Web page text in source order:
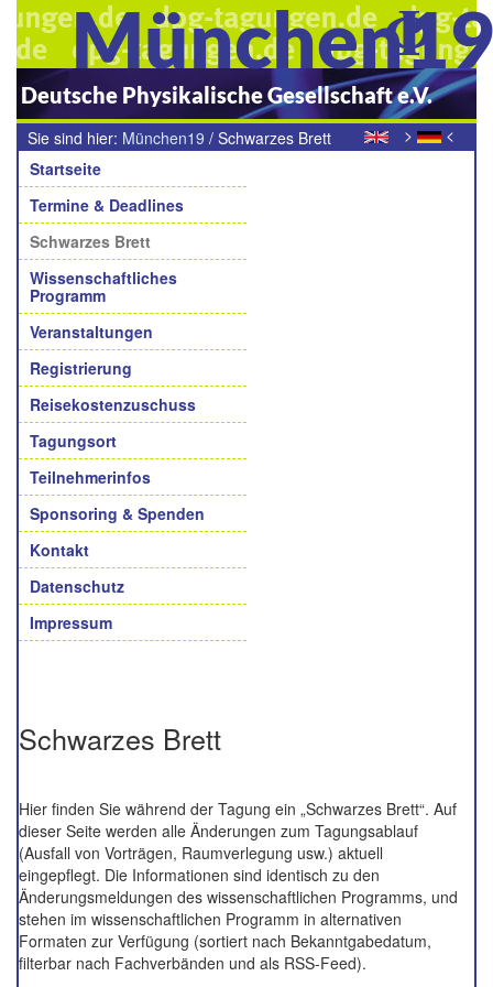
München19
Deutsche Physikalische Gesellschaft e.V.
> <
Sie sind hier: München19 / Schwarzes Brett
Navigation
Startseite
Termine & Deadlines
Schwarzes Brett
Wissenschaftliches
Programm
Veranstaltungen
Registrierung
Reisekostenzuschuss
Tagungsort
Teilnehmerinfos
Sponsoring & Spenden
Kontakt
Datenschutz
Impressum
Schwarzes Brett
Hier finden Sie während der Tagung ein „Schwarzes Brett“. Auf
dieser Seite werden alle Änderungen zum Tagungsablauf
(Ausfall von Vorträgen, Raumverlegung usw.) aktuell
eingepflegt. Die Informationen sind identisch zu den
Änderungsmeldungen des wissenschaftlichen Programms, und
stehen im wissenschaftlichen Programm in alternativen
Formaten zur Verfügung (sortiert nach Bekanntgabedatum,
filterbar nach Fachverbänden und als RSS-Feed).